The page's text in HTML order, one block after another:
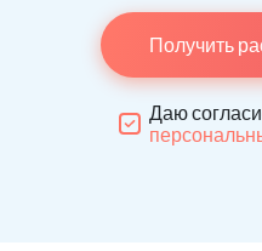
Получить
Даю